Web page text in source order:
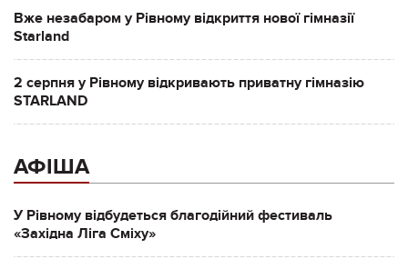
Вже незабаром у Рівному відкриття нової гімназії
Starland
2 серпня у Рівному відкривають приватну гімназію
STARLAND
АФІША
У Рівному відбудеться благодійний фестиваль
«Західна Ліга Сміху»